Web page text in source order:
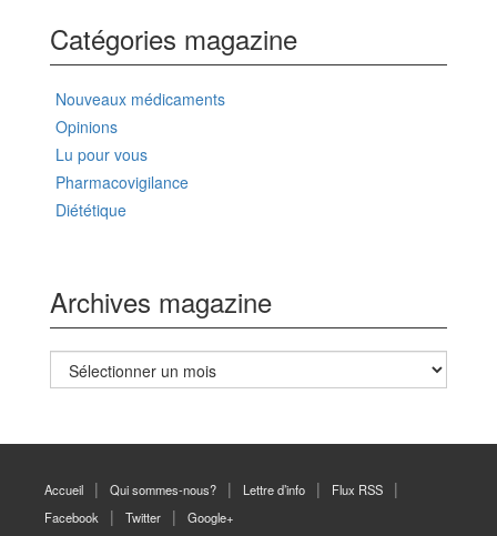
Catégories magazine
Nouveaux médicaments
Opinions
Lu pour vous
Pharmacovigilance
Diététique
Archives magazine
Archives
magazine
Accueil Qui sommes-nous? Lettre d’info
Flux RSS
Facebook
Twitter Google+